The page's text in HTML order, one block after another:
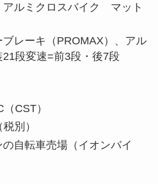
ルミクロスバイク マット
レーキ（PROMAX）、アル
21段変速=前3段・後7段
CST）
別）
自転車売場（イオンバイ